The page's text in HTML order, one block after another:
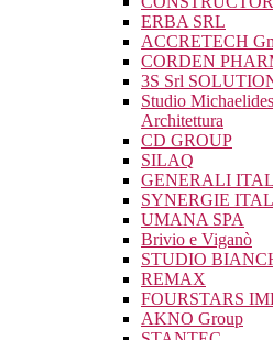
ERBA SRL
ACCRETECH
CORDEN
3S Srl
Studio
Architettura
CD GROUP
SILAQ
GENERALI
SYNERGIE
UMANA SPA
Brivio e Viganò
STUDIO
REMAX
FOURSTARS
AKNO Group